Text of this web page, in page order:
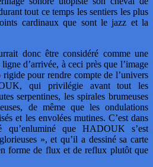
tout ce temps les sentiers les plus
cardinaux que sont le jazz et la
donc être considéré comme une
d’arrivée, à ceci près que l’image
pour rendre compte de l’univers
qui privilégie avant tout les
serpentines, les spirales brumeuses
de même que les ondulations
et les envolées mutines. C’est dans
qu’enluminé que HADOUK s’est
», et qu’il a dessiné sa carte
forme de flux et de reflux plutôt que